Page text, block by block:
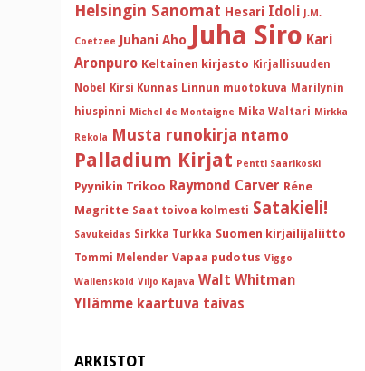
Helsingin Sanomat Hesari Idoli J.M.
Coetzee Juhani Aho Juha Siro Kari
Aronpuro Keltainen kirjasto Kirjallisuuden
Nobel
Kirsi Kunnas Linnun muotokuva Marilynin
hiuspinni Michel de Montaigne Mika Waltari Mirkka
Rekola Musta runokirja ntamo
Palladium Kirjat Pentti Saarikoski
Pyynikin Trikoo Raymond Carver Réne
Magritte Saat toivoa kolmesti Satakieli!
Savukeidas Sirkka Turkka Suomen kirjailijaliitto
Tommi Melender Vapaa pudotus Viggo
Wallensköld Viljo Kajava Walt Whitman
Yllämme kaartuva taivas
ARKISTOT